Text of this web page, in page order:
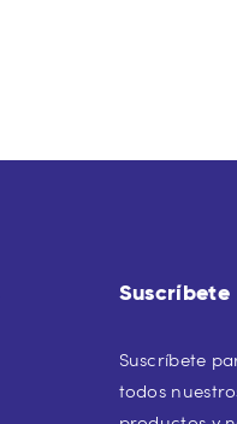
Suscríbete
Suscríbete
todos